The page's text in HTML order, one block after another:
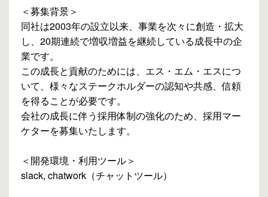
＜募集背景＞
同社は2003年の設立以来、事業を次々に創造・拡大
し、20期連続で増収増益を継続している成長中の企
業です。
この成長と貢献のためには、エス・エム・エスにつ
いて、様々なステークホルダーの認知や共感、信頼
を得ることが必要です。
会社の成長に伴う採用体制の強化のため、採用マー
ケターを募集いたします。
＜開発環境・利用ツール＞
slack, chatwork（チャットツール）